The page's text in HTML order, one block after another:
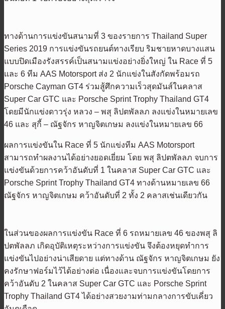
ทางด้านการแข่งขันสนามที่ 3 ของรายการ Thailand Super
Series 2019 การแข่งขันรถยนต์ทางเรียบ ริมชายหาดบางแสน
แบบปิดเมืองรังสรรค์เป็นสนามแข่งอย่างยิ่งใหญ่ ใน Race ที่ 5
และ 6 ทีม AAS Motorsport ส่ง 2 นักแข่งในสังกัดพร้อมรถ
Porsche Cayman GT4 ร่วมสู้ศึกความเร็วสุดมันส์ในคลาส
Super Car GTC และ Porsche Sprint Trophy Thailand GT4
โดยมีนักแข่งดาวรุ่ง หลวง – พสุ ลิปตพัลลภ ลงแข่งในหมายเลข
46 และ สุกี้ – ณัฐจักร หาญจิตเกษม ลงแข่งในหมายเลข 66
ผลการแข่งขันใน Race ที่ 5 นักแข่งทีม AAS Motorsport
สามารถทำผลงานได้อย่างยอดเยี่ยม โดย พสุ ลิปตพัลลภ จบการ
แข่งขันด้วยการคว้าอันดับที่ 1 ในคลาส Super Car GTC และ
Porsche Sprint Trophy Thailand GT4 ทางด้านหมายเลข 66
ณัฐจักร หาญจิตเกษม คว้าอันดับที่ 2 ทั้ง 2 คลาสเช่นเดียวกัน
ในส่วนของผลการแข่งขัน Race ที่ 6 รถหมายเลข 46 ของพสุ ลิ
ปตพัลลภ เกิดอุบัติเหตุระหว่างการแข่งขัน จึงต้องหยุดทำการ
แข่งขันไปอย่างน่าเสียดาย แต่ทางด้าน ณัฐจักร หาญจิตเกษม ยัง
คงรักษาฟอร์มไว้ได้อย่างต่อ เนื่องและจบการแข่งขันโดยการ
คว้าอันดับ 2 ในคลาส Super Car GTC และ Porsche Sprint
Trophy Thailand GT4 ได้อย่างสวยงามท่ามกลางการขับเคี่ยว